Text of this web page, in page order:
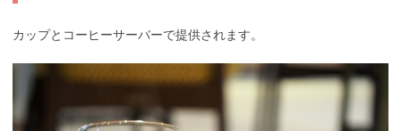
カップとコーヒーサーバーで提供されます。